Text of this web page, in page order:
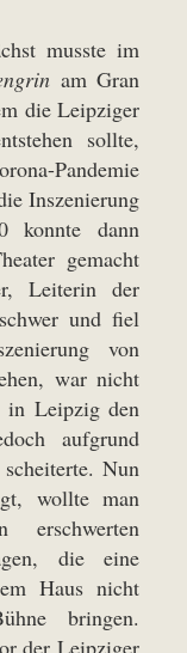
musste im
am Gran
die Leipziger
sollte,
Pandemie
Inszenierung
konnte dann
gemacht
Leiterin der
und fiel
von
war nicht
in Leipzig den
aufgrund
Nun
wollte man
die eine
Haus nicht
bringen.
der Leipziger